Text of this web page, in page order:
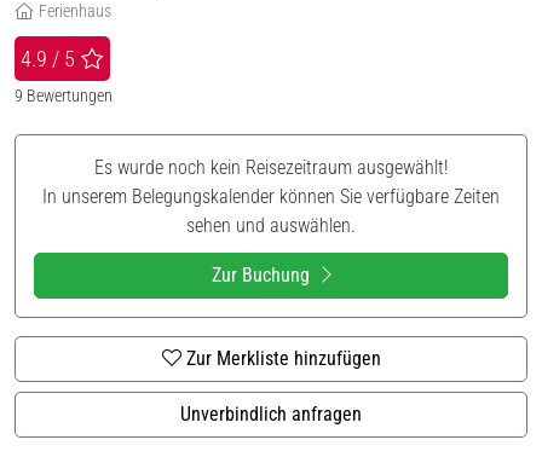
Ferienhaus
4.9 / 5
9 Bewertungen
Es wurde noch kein Reisezeitraum ausgewählt!
In unserem Belegungskalender können Sie verfügbare Zeiten
sehen und auswählen.
Zur Buchung
Zur Merkliste hinzufügen
Unverbindlich anfragen